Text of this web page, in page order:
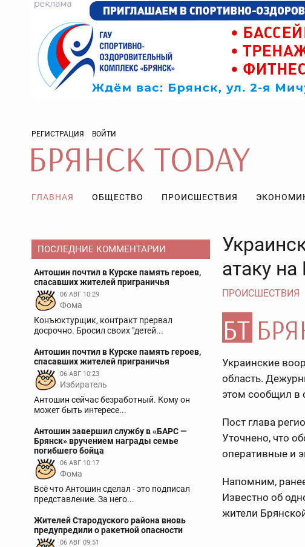
РЕГИСТРАЦИЯ ВОЙТИ
ГЛАВНАЯ ОБЩЕСТВО ПРОИСШЕСТВИЯ
ПОСЛЕДНИЕ КОММЕНТАРИИ
Антошин почтил в Курске память героев,
спасавших жителей приграничья
06 АВГ 10:29
Фома
Конъюктурщик, контракт прервал
досрочно. Бросил своих "детей...
Антошин почтил в Курске память героев,
спасавших жителей приграничья
06 АВГ 10:23
Избиратель
Антошин сейчас безработный. Кому он
может быть интересе...
Антошин завершил службу в «БАРС —
Брянск» вручением награды семье
погибшего бойца
06 АВГ 10:17
Фома
Всё что Антошин сделал - это подписал
представление. За него...
Жителей Стародуского района вновь
предупредили о ракетной опасности
06 АВГ 09:51
атаку
ПРОИСШЕСТВИЯ
Украинские
область.
этом сообщил в
Пост глава
Уточнено, что
оперативные и
Напомним,
Известно об
жители